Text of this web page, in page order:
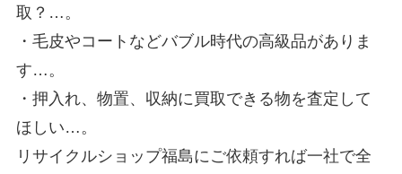
取？…。
・毛皮やコートなどバブル時代の高級品がありま
す…。
・押入れ、物置、収納に買取できる物を査定して
ほしい…。
リサイクルショップ福島にご依頼すれば一社で全